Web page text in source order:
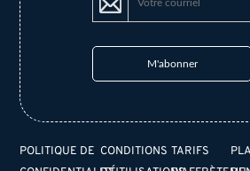
POLITIQUE DE CONDITIONS TARIFS